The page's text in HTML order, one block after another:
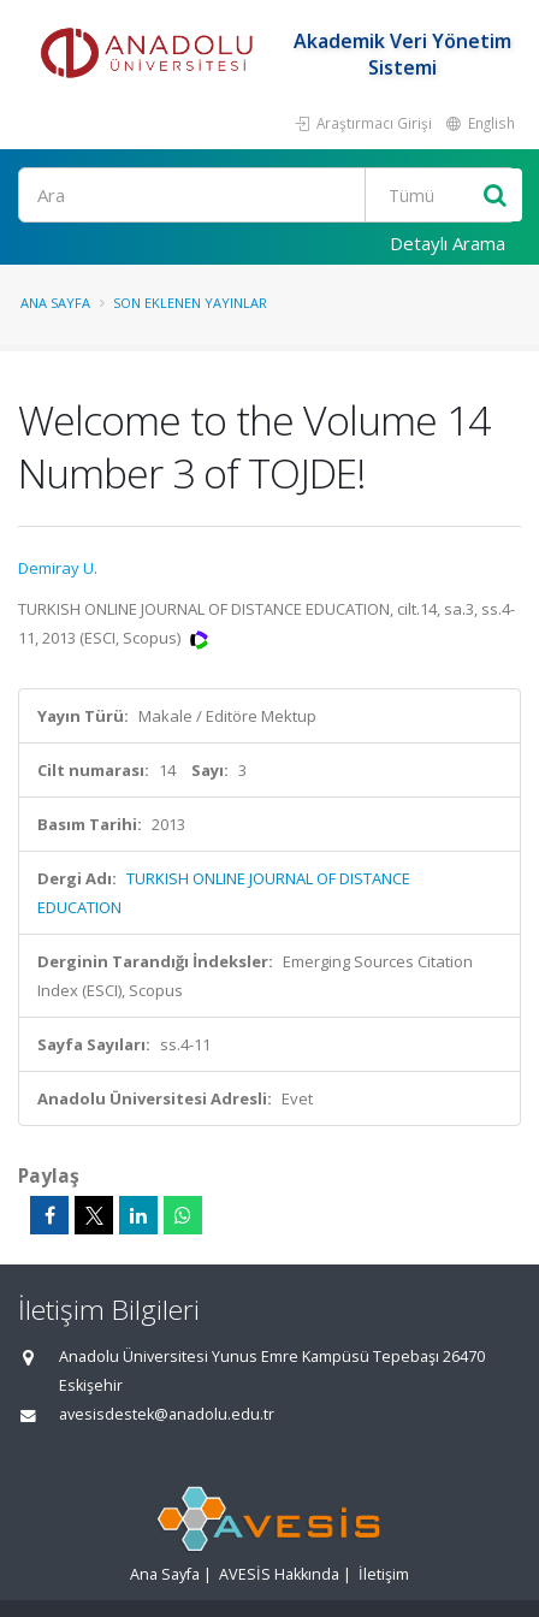
Akademik Veri Yönetim
Sistemi
Araştırmacı Girişi English
Ara
Detaylı Arama
ANA SAYFA SON EKLENEN YAYINLAR
Welcome to the Volume 14
Number 3 of TOJDE!
Demiray U.
TURKISH ONLINE JOURNAL OF DISTANCE EDUCATION, cilt.14, sa.3, ss.4-
11, 2013 (ESCI, Scopus)
Yayın Türü: Makale / Editöre Mektup
Cilt numarası: 14 Sayı: 3
Basım Tarihi: 2013
Dergi Adı: TURKISH ONLINE JOURNAL OF DISTANCE
EDUCATION
Derginin Tarandığı İndeksler: Emerging Sources Citation
Index (ESCI), Scopus
Sayfa Sayıları: ss.4-11
Anadolu Üniversitesi Adresli: Evet
Paylaş
İletişim Bilgileri
Anadolu Üniversitesi Yunus Emre Kampüsü Tepebaşı 26470
Eskişehir
avesisdestek@anadolu.edu.tr
Ana Sayfa | AVESİS Hakkında | İletişim